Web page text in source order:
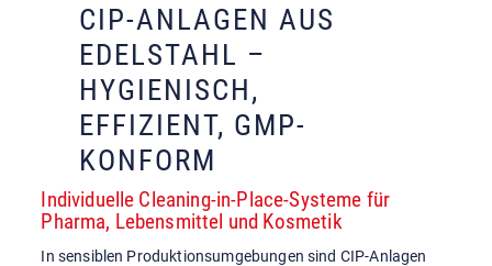
CIP-ANLAGEN AUS
EDELSTAHL –
HYGIENISCH,
EFFIZIENT, GMP-
KONFORM
Individuelle Cleaning-in-Place-Systeme für
Pharma, Lebensmittel und Kosmetik
In sensiblen Produktionsumgebungen sind CIP-Anlagen